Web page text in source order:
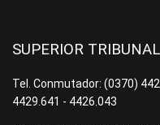
SUPERIOR
Tel. Conmutador: (0370)
4429.641 - 4426.043